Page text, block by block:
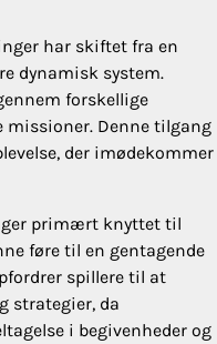
har skiftet fra en
dynamisk system.
forskellige
Denne tilgang
der imødekommer
primært knyttet til
føre til en gentagende
spillere til at
strategier, da
i begivenheder og